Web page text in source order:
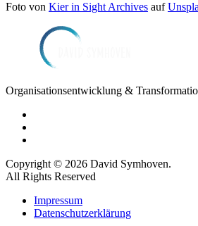
Foto von Kier in Sight Archives auf
Organisationsentwicklung &
Copyright © 2026 David Symhoven.
All Rights Reserved
Impressum
Datenschutzerklärung